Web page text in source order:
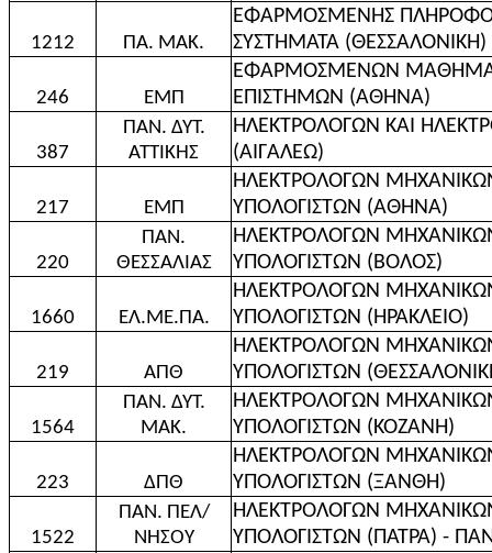
1212 ΠΑ. ΜΑΚ.
ΕΦΑΡΜΟΣΜΕΝΗΣ
ΣΥΣΤΗΜΑΤΑ (ΘΕΣΣΑΛΟΝΙΚΗ)
246 ΕΜΠ
ΕΦΑΡΜΟΣΜΕΝΩΝ
ΕΠΙΣΤΗΜΩΝ (ΑΘΗΝΑ)
387
ΠΑΝ. ΔΥΤ.
ΑΤΤΙΚΗΣ
ΗΛΕΚΤΡΟΛΟΓΩΝ ΚΑΙ
(ΑΙΓΑΛΕΩ)
217 ΕΜΠ
ΗΛΕΚΤΡΟΛΟΓΩΝ
ΥΠΟΛΟΓΙΣΤΩΝ (ΑΘΗΝΑ)
220
ΠΑΝ.
ΘΕΣΣΑΛΙΑΣ
ΗΛΕΚΤΡΟΛΟΓΩΝ
ΥΠΟΛΟΓΙΣΤΩΝ (ΒΟΛΟΣ)
1660 ΕΛ.ΜΕ.ΠΑ.
ΗΛΕΚΤΡΟΛΟΓΩΝ
ΥΠΟΛΟΓΙΣΤΩΝ (ΗΡΑΚΛΕΙΟ)
219 ΑΠΘ
ΗΛΕΚΤΡΟΛΟΓΩΝ
ΥΠΟΛΟΓΙΣΤΩΝ
1564
ΠΑΝ. ΔΥΤ.
ΜΑΚ.
ΗΛΕΚΤΡΟΛΟΓΩΝ
ΥΠΟΛΟΓΙΣΤΩΝ (ΚΟΖΑΝΗ)
223 ΔΠΘ
ΗΛΕΚΤΡΟΛΟΓΩΝ
ΥΠΟΛΟΓΙΣΤΩΝ (ΞΑΝΘΗ)
1522
ΠΑΝ. ΠΕΛ/
ΝΗΣΟΥ
ΗΛΕΚΤΡΟΛΟΓΩΝ
ΥΠΟΛΟΓΙΣΤΩΝ (ΠΑΤΡΑ) -